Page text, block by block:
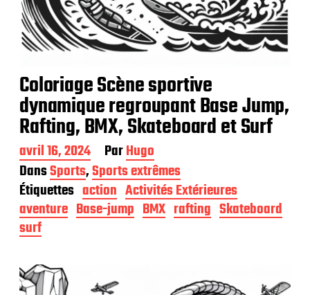
Coloriage Scène sportive
dynamique regroupant Base Jump,
Rafting, BMX, Skateboard et Surf
D
a
t
e
d
e
p
b
l
i
avril 16, 2024 ParHugo
DansSports,Sports extrêmes
Étiquettes action Activités Extérieures
aventure Base-jump BMX rafting Skateboard
surf